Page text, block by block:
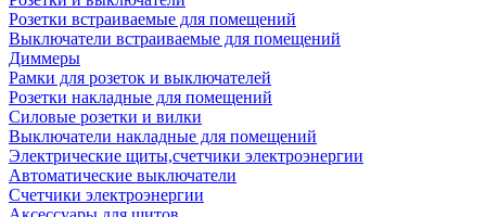
Розетки встраиваемые для помещений
Выключатели встраиваемые для помещений
Диммеры
Рамки для розеток и выключателей
Розетки накладные для помещений
Силовые розетки и вилки
Выключатели накладные для помещений
Электрические щиты,счетчики электроэнергии
Автоматические выключатели
Счетчики электроэнергии